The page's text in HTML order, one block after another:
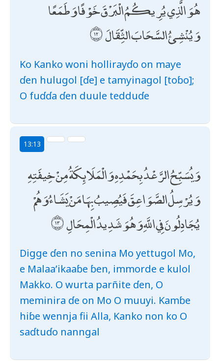
هُوَ الَّذِي يُرِيكُمُ الْبَرْقَ خَوْفًا وَطَمَعًا
وَيُنْشِئُ السَّحَابَ الثِّقَالَ
Ko Kanko woni hollirayɗo on maƴe
ɗen hulugol [ɗe] e tamƴinagol [toɓo];
O fuɗɗa ɗen duule tedduɗe
13:13
وَيُسَبِّحُ الرَّعْدُ بِحَمْدِهِ وَالْمَلَائِكَةُ مِنْ خِيفَتِهِ
وَيُرْسِلُ الصَّوَاعِقَ فَيُصِيبُ بِهَا مَنْ يَشَاءُ وَهُمْ
يُجَادِلُونَ فِي اللَّهِ وَهُوَ شَدِيدُ الْمِحَالِ
Digge ɗen no senina Mo yettugol Mo,
e Malaa’ikaaɓe ɓen, immorde e kulol
Makko. O wurta parñite ɗen, O
meminira ɗe on Mo O muuyi. Kamɓe
hiɓe wennja fii Alla, Kanko non ko O
saɗtuɗo nanngal